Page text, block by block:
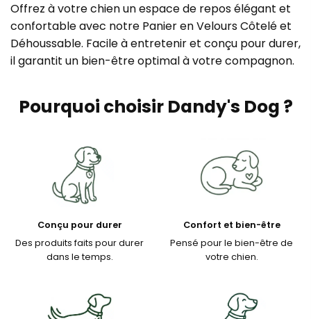
Offrez à votre chien un espace de repos élégant et
confortable avec notre Panier en Velours Côtelé et
Déhoussable. Facile à entretenir et conçu pour durer,
il garantit un bien-être optimal à votre compagnon.
Pourquoi choisir Dandy's Dog ?
Conçu pour durer
Des produits faits pour durer
dans le temps.
Confort et bien-être
Pensé pour le bien-être de
votre chien.